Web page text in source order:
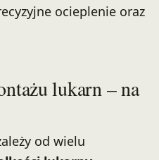
ocieplenie oraz
lukarn – na
od wielu